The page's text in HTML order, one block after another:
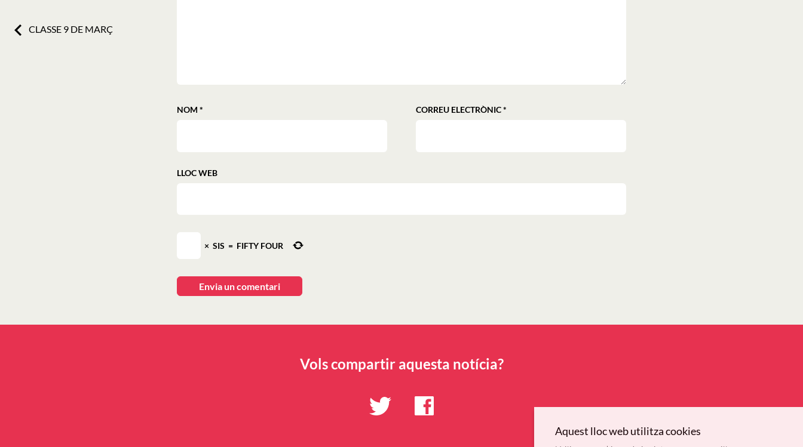
Previous:
CLASSE 9 DE MARÇ
NOM * CORREU ELECTRÒNIC*
LLOC WEB
× SIS = FIFTY FOUR
Vols compartir aquesta notícia?
Aquest lloc web utilitza cookies